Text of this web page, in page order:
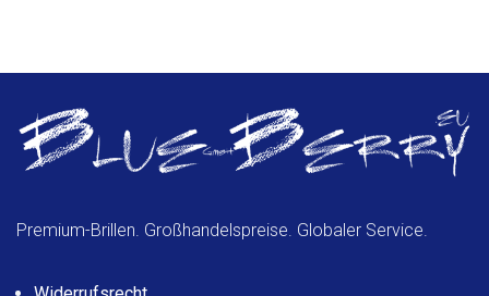
Premium-Brillen. Großhandelspreise. Globaler Service.